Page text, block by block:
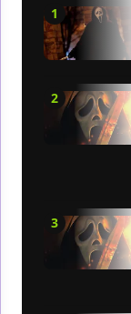
1
2
3